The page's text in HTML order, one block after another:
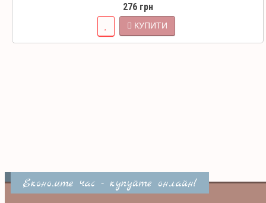
276 грн
КУПИТИ
Економте час - купуйте онлайн!